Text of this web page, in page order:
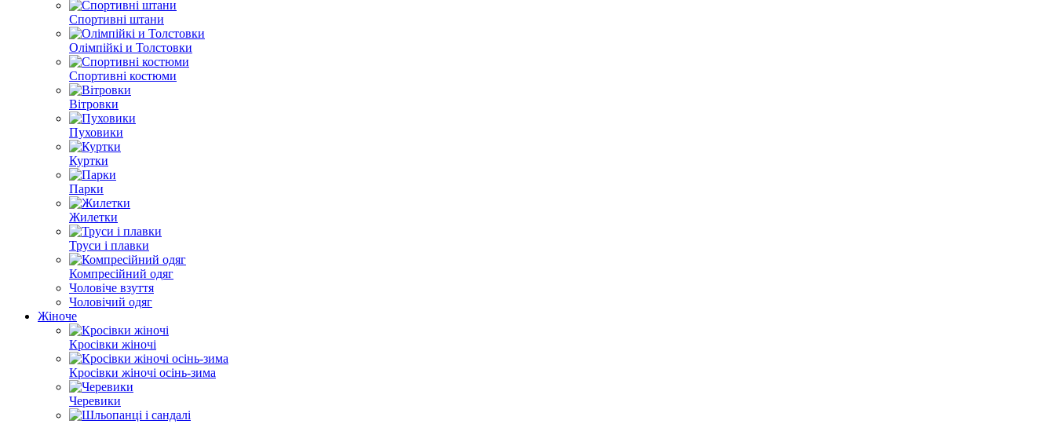
Спортивні штани
Олімпійкі и Толстовки
Спортивні костюми
Вітровки
Пуховики
Куртки
Парки
Жилетки
Труси і плавки
Компресійний одяг
Чоловіче взуття
Чоловічий одяг
Жіноче
Кросівки жіночі
Кросівки жіночі осінь-зима
Черевики